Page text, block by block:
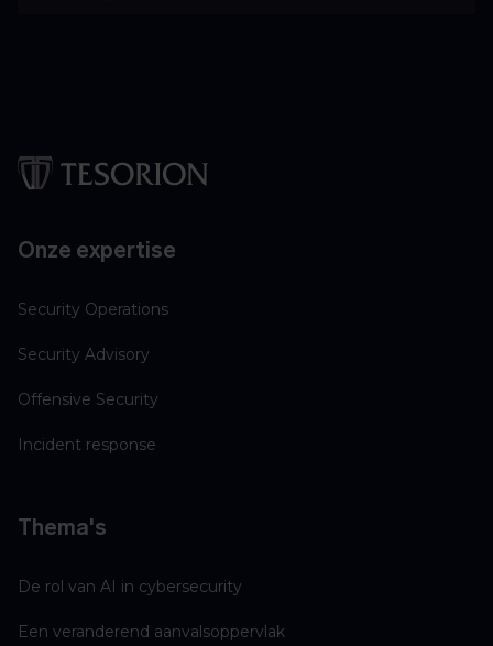
Onze expertise
Security Operations
Security Advisory
Offensive Security
Incident response
Thema's
De rol van AI in cybersecurity
Een veranderend aanvalsoppervlak